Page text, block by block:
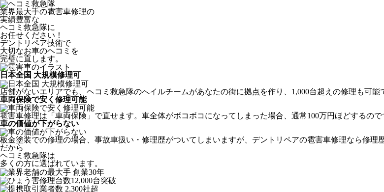
業界最大手の雹害車修理の
実績豊富な
ヘコミ救急隊に
お任せください！
デントリペア技術で
大切なお車のヘコミを
完璧に直します。
日本全国 大規模修理可
店舗がないエリアでも、ヘコミ救急隊のへイルチームがあなたの街に拠点を作り、1,000台超えの修理も可能
車両保険で安く修理可能
雹害車修理は「車両保険」で直せます。車全体がボコボコになってしまった場合、通常100万円ほどするの
車の価値が下がらない
板金塗装での修理の場合、事故車扱い・修理歴がついてしまいますが、デントリペアの雹害車修理なら修理
だから
ヘコミ救急隊は
多くの方に選ばれています。